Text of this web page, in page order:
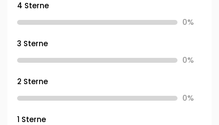
4 Sterne
0%
3 Sterne
0%
2 Sterne
0%
1 Sterne